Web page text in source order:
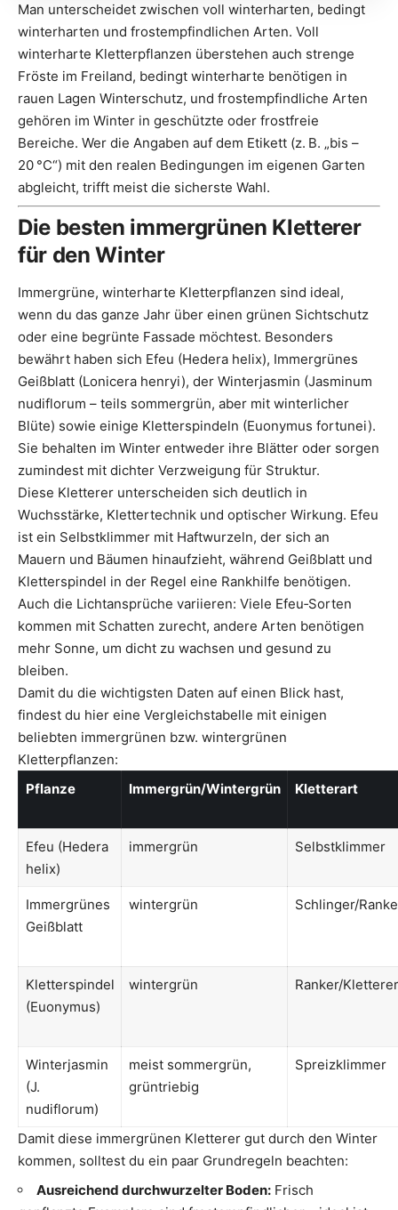
Man unterscheidet zwischen voll winterharten, bedingt
winterharten und frostempfindlichen Arten. Voll
winterharte Kletterpflanzen überstehen auch strenge
Fröste im Freiland, bedingt winterharte benötigen in
rauen Lagen Winterschutz, und frostempfindliche Arten
gehören im Winter in geschützte oder frostfreie
Bereiche. Wer die Angaben auf dem Etikett (z. B. „bis –
20 °C“) mit den realen Bedingungen im eigenen Garten
abgleicht, trifft meist die sicherste Wahl.
Die besten immergrünen Kletterer
für den Winter
Immergrüne, winterharte Kletterpflanzen sind ideal,
wenn du das ganze Jahr über einen grünen Sichtschutz
oder eine begrünte Fassade möchtest. Besonders
bewährt haben sich Efeu (Hedera helix), Immergrünes
Geißblatt (Lonicera henryi), der Winterjasmin (Jasminum
nudiflorum – teils sommergrün, aber mit winterlicher
Blüte) sowie einige Kletterspindeln (Euonymus fortunei).
Sie behalten im Winter entweder ihre Blätter oder sorgen
zumindest mit dichter Verzweigung für Struktur.
Diese Kletterer unterscheiden sich deutlich in
Wuchsstärke, Klettertechnik und optischer Wirkung. Efeu
ist ein Selbstklimmer mit Haftwurzeln, der sich an
Mauern und Bäumen hinaufzieht, während Geißblatt und
Kletterspindel in der Regel eine Rankhilfe benötigen.
Auch die Lichtansprüche variieren: Viele Efeu‑Sorten
kommen mit Schatten zurecht, andere Arten benötigen
mehr Sonne, um dicht zu wachsen und gesund zu
bleiben.
Damit du die wichtigsten Daten auf einen Blick hast,
findest du hier eine Vergleichstabelle mit einigen
beliebten immergrünen bzw. wintergrünen
Kletterpflanzen:
Pflanze
Immergrün/Wintergrün Kletterart
Efeu (Hedera
helix)
immergrün Selbstklimmer
Immergrünes
Geißblatt
wintergrün Schlinger/
Kletterspindel
(Euonymus)
wintergrün Ranker/Kletterer
Winterjasmin
(J.
nudiflorum)
meist sommergrün,
grüntriebig
Spreizklimmer
Damit diese immergrünen Kletterer gut durch den Winter
kommen, solltest du ein paar Grundregeln beachten:
Ausreichend durchwurzelter Boden: Frisch